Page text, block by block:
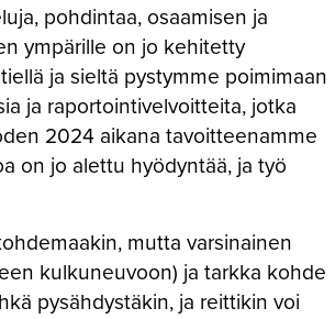
pohdintaa, osaamisen ja
ympärille on jo kehitetty
ja sieltä pystymme poimimaan
ja raportointivelvoitteita, jotka
2024 aikana tavoitteenamme
on jo alettu hyödyntää, ja työ
mutta varsinainen
kulkuneuvoon) ja tarkka kohde
pysähdystäkin, ja reittikin voi